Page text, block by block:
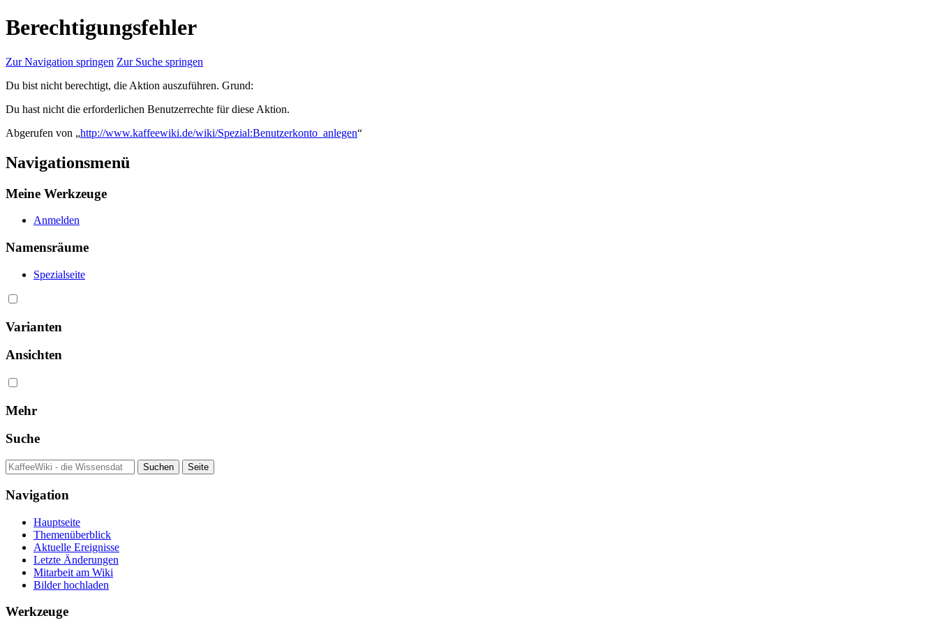
Berechtigungsfehler
Zur Navigation springen Zur Suche springen
Du bist nicht berechtigt, die Aktion auszuführen. Grund:
Du hast nicht die erforderlichen Benutzerrechte für diese Aktion.
Abgerufen von „http://www.kaffeewiki.de/wiki/Spezial:Benutzerkonto_anlegen“
Navigationsmenü
Meine Werkzeuge
Anmelden
Namensräume
Spezialseite
Varianten
Ansichten
Mehr
Suche
Navigation
Hauptseite
Themenüberblick
Aktuelle Ereignisse
Letzte Änderungen
Mitarbeit am Wiki
Bilder hochladen
Werkzeuge